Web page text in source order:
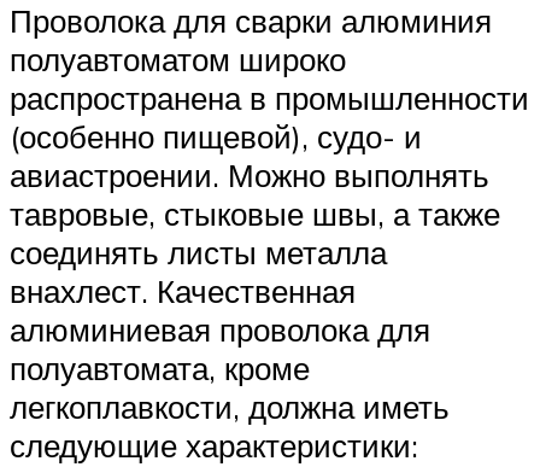
Проволока для сварки алюминия
полуавтоматом широко
распространена в промышленности
(особенно пищевой), судо- и
авиастроении. Можно выполнять
тавровые, стыковые швы, а также
соединять листы металла
внахлест. Качественная
алюминиевая проволока для
полуавтомата, кроме
легкоплавкости, должна иметь
следующие характеристики: